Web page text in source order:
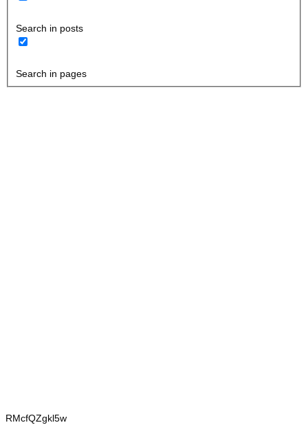
Search in posts
Search in pages
RMcfQZgkl5w